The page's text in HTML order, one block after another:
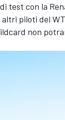
test con la
piloti del
non